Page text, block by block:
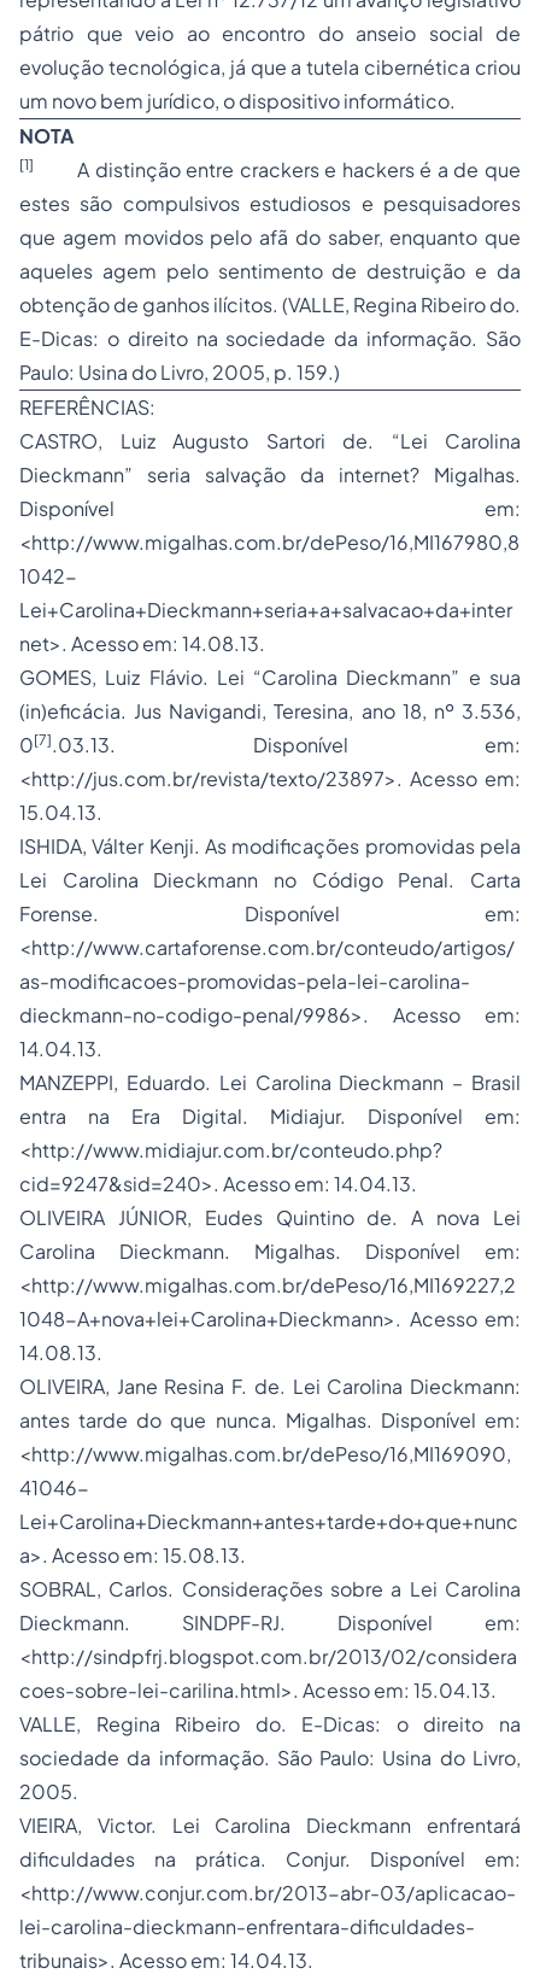
pátrio que veio ao encontro do anseio social de
evolução tecnológica, já que a tutela cibernética criou
um novo bem jurídico, o dispositivo informático.
NOTA
[1]
A distinção entre crackers e hackers é a de que
estes são compulsivos estudiosos e pesquisadores
que agem movidos pelo afã do saber, enquanto que
aqueles agem pelo sentimento de destruição e da
obtenção de ganhos ilícitos. (VALLE, Regina Ribeiro do.
E-Dicas: o direito na sociedade da informação. São
Paulo: Usina do Livro, 2005, p. 159.)
REFERÊNCIAS:
CASTRO, Luiz Augusto Sartori de. “Lei Carolina
Dieckmann” seria salvação da internet? Migalhas.
Disponível em:
<http://www.migalhas.com.br/dePeso/16,MI167980,8
1042-
Lei+Carolina+Dieckmann+seria+a+salvacao+da+inter
net>. Acesso em: 14.08.13.
GOMES, Luiz Flávio. Lei “Carolina Dieckmann” e sua
(in)eficácia. Jus Navigandi, Teresina, ano 18, nº 3.536,
0[7].03.13. Disponível em:
<http://jus.com.br/revista/texto/23897>. Acesso em:
15.04.13.
ISHIDA, Válter Kenji. As modificações promovidas pela
Lei Carolina Dieckmann no Código Penal. Carta
Forense. Disponível em:
<http://www.cartaforense.com.br/conteudo/artigos/
as-modificacoes-promovidas-pela-lei-carolina-
dieckmann-no-codigo-penal/9986>. Acesso em:
14.04.13.
MANZEPPI, Eduardo. Lei Carolina Dieckmann – Brasil
entra na Era Digital. Midiajur. Disponível em:
<http://www.midiajur.com.br/conteudo.php?
cid=9247&sid=240>. Acesso em: 14.04.13.
OLIVEIRA JÚNIOR, Eudes Quintino de. A nova Lei
Carolina Dieckmann. Migalhas. Disponível em:
<http://www.migalhas.com.br/dePeso/16,MI169227,2
1048-A+nova+lei+Carolina+Dieckmann>. Acesso em:
14.08.13.
OLIVEIRA, Jane Resina F. de. Lei Carolina Dieckmann:
antes tarde do que nunca. Migalhas. Disponível em:
<http://www.migalhas.com.br/dePeso/16,MI169090,
41046-
Lei+Carolina+Dieckmann+antes+tarde+do+que+nunc
a>. Acesso em: 15.08.13.
SOBRAL, Carlos. Considerações sobre a Lei Carolina
Dieckmann. SINDPF-RJ. Disponível em:
<http://sindpfrj.blogspot.com.br/2013/02/considera
coes-sobre-lei-carilina.html>. Acesso em: 15.04.13.
VALLE, Regina Ribeiro do. E-Dicas: o direito na
sociedade da informação. São Paulo: Usina do Livro,
2005.
VIEIRA, Victor. Lei Carolina Dieckmann enfrentará
dificuldades na prática. Conjur. Disponível em:
<http://www.conjur.com.br/2013-abr-03/aplicacao-
lei-carolina-dieckmann-enfrentara-dificuldades-
tribunais>. Acesso em: 14.04.13.